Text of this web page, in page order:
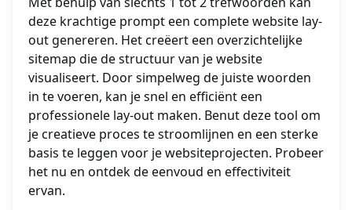
deze krachtige prompt een complete website lay-
out genereren. Het creëert een overzichtelijke
sitemap die de structuur van je website
visualiseert. Door simpelweg de juiste woorden
in te voeren, kan je snel en efficiënt een
professionele lay-out maken. Benut deze tool om
je creatieve proces te stroomlijnen en een sterke
basis te leggen voor je websiteprojecten. Probeer
het nu en ontdek de eenvoud en effectiviteit
ervan.